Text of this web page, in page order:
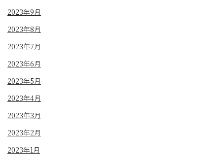
2023年9月
2023年8月
2023年7月
2023年6月
2023年5月
2023年4月
2023年3月
2023年2月
2023年1月